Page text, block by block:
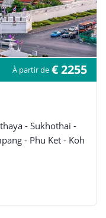
À partir de € 2255
- Sukhothai -
- Phu Ket - Koh